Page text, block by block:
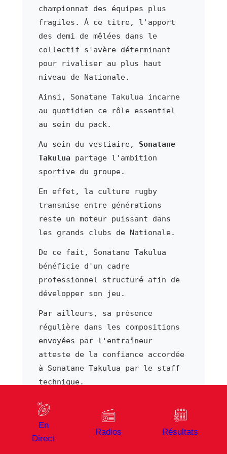
championnat des équipes plus
fragiles. À ce titre, l'apport
des demi de mêlées dans le
collectif s'avère déterminant
pour rivaliser au plus haut
niveau de Nationale.
Ainsi, Sonatane Takulua incarne
au quotidien ce rôle essentiel
au sein du pack.
Au sein du vestiaire, Sonatane
Takulua partage l'ambition
sportive du groupe.
En effet, la culture rugby
transmise entre générations
reste un moteur puissant dans
les grands clubs de Nationale.
De ce fait, Sonatane Takulua
bénéficie d'un cadre
professionnel structuré afin de
développer son jeu.
Par ailleurs, sa présence
régulière dans les compositions
envoyées par l'entraîneur
atteste de la confiance accordée
à Sonatane Takulua par le staff
technique.
Suivre Sonatane Takulua sur
Vibrez Rugby
Sur Vibrez Rugby, retrouvez
En
Direct
Radios Résultats